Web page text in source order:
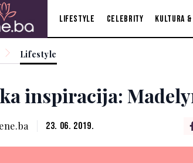
Lifestyle Celebrity Kultura &
Lifestyle
inspiracija:
23. 06. 2019.